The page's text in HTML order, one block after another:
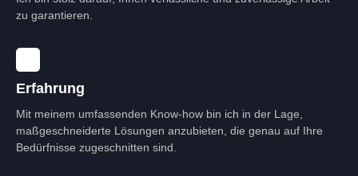
Erfahrung
Mit meinem umfassenden Know-how bin ich in der Lage,
maßgeschneiderte Lösungen anzubieten, die genau auf Ihre
Bedürfnisse zugeschnitten sind.
zu garantieren.